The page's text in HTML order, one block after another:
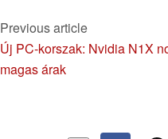
Previous article
Új PC-korszak: Nvidia N1X
magas árak